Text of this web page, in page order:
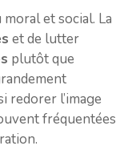
et social. La
et de lutter
plutôt que
redorer l’image
fréquentées